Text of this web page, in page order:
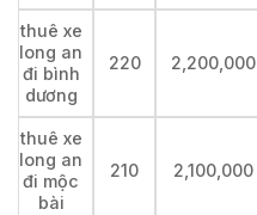
thuê xe
long an
đi bình
dương
220 2,200,000
thuê xe
long an
đi mộc
bài
210 2,100,000